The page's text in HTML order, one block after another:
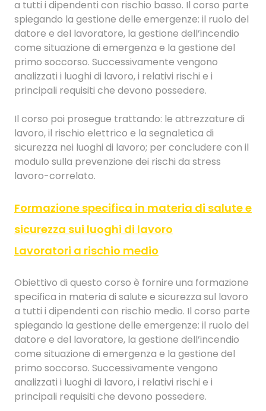
a tutti i dipendenti con rischio basso. Il corso parte
spiegando la gestione delle emergenze: il ruolo del
datore e del lavoratore, la gestione dell’incendio
come situazione di emergenza e la gestione del
primo soccorso. Successivamente vengono
analizzati i luoghi di lavoro, i relativi rischi e i
principali requisiti che devono possedere.
Il corso poi prosegue trattando: le attrezzature di
lavoro, il rischio elettrico e la segnaletica di
sicurezza nei luoghi di lavoro; per concludere con il
modulo sulla prevenzione dei rischi da stress
lavoro-correlato.
Formazione specifica in materia di salute e
sicurezza sui luoghi di lavoro
Lavoratori a rischio medio
Obiettivo di questo corso è fornire una formazione
specifica in materia di salute e sicurezza sul lavoro
a tutti i dipendenti con rischio medio. Il corso parte
spiegando la gestione delle emergenze: il ruolo del
datore e del lavoratore, la gestione dell’incendio
come situazione di emergenza e la gestione del
primo soccorso. Successivamente vengono
analizzati i luoghi di lavoro, i relativi rischi e i
principali requisiti che devono possedere.